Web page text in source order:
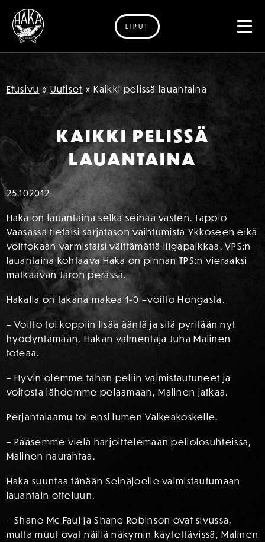
Siirry sisältöön
LIPUT
Etusivu » Uutiset » Kaikki pelissä lauantaina
KAIKKI PELISSÄ
LAUANTAINA
25.102012
Haka on lauantaina selkä seinää vasten. Tappio
Vaasassa tietäisi sarjatason vaihtumista Ykköseen eikä
voittokaan varmistaisi välttämättä liigapaikkaa. VPS:n
lauantaina kohtaava Haka on pinnan TPS:n vieraaksi
matkaavan Jaron perässä.
Hakalla on takana makea 1-0 –voitto Hongasta.
– Voitto toi koppiin lisää ääntä ja sitä pyritään nyt
hyödyntämään, Hakan valmentaja Juha Malinen
toteaa.
– Hyvin olemme tähän peliin valmistautuneet ja
voitosta lähdemme pelaamaan, Malinen jatkaa.
Perjantaiaamu toi ensi lumen Valkeakoskelle.
– Pääsemme vielä harjoittelemaan peliolosuhteissa,
Malinen naurahtaa.
Haka suuntaa tänään Seinäjoelle valmistautumaan
lauantain otteluun.
– Shane Mc Faul ja Shane Robinson ovat sivussa,
mutta muut ovat näillä näkymin käytettävissä, Malinen